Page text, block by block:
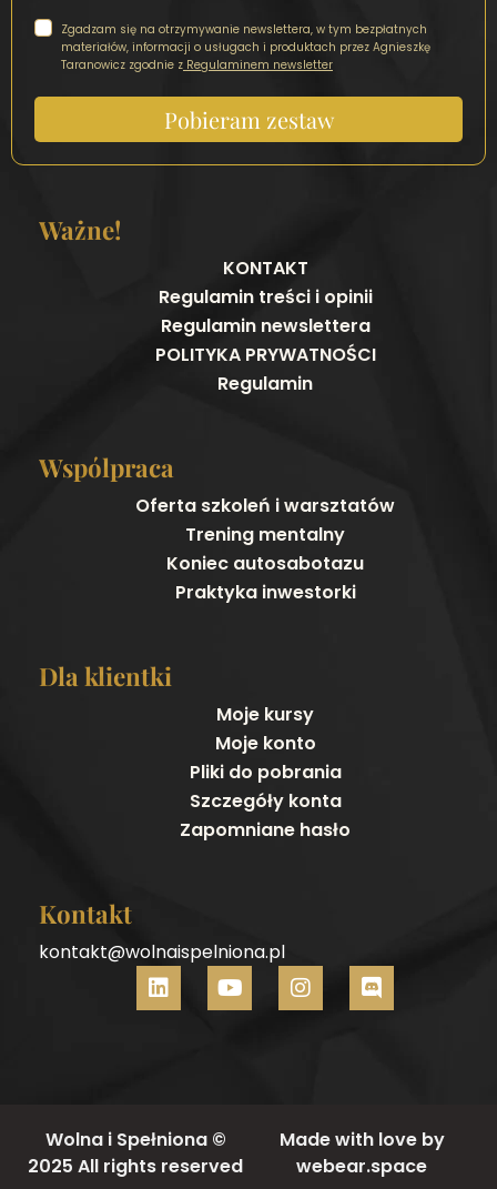
Zgadzam się na otrzymywanie newslettera, w tym bezpłatnych
materiałów, informacji o usługach i produktach przez Agnieszkę
Taranowicz zgodnie z Regulaminem newsletter
Pobieram zestaw
Ważne!
KONTAKT
Regulamin treści i opinii
Regulamin newslettera
POLITYKA PRYWATNOŚCI
Regulamin
Wspólpraca
Oferta szkoleń i warsztatów
Trening mentalny
Koniec autosabotazu
Praktyka inwestorki
Dla klientki
Moje kursy
Moje konto
Pliki do pobrania
Szczegóły konta
Zapomniane hasło
Kontakt
kontakt@wolnaispelniona.pl
Wolna i Spełniona ©
2025 All rights reserved
Made with love by
webear.space